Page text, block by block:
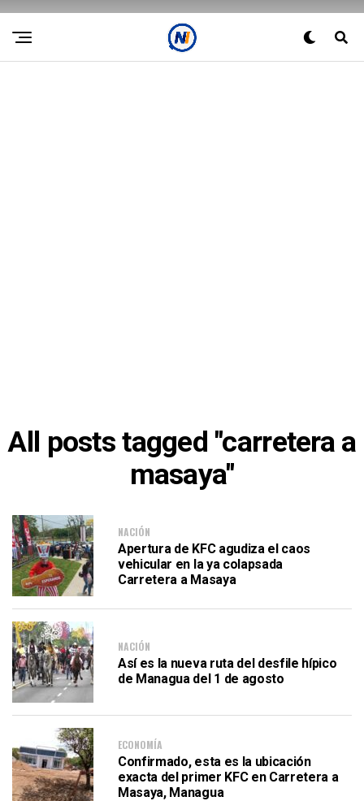
All posts tagged "carretera a
masaya"
NACIÓN
Apertura de KFC agudiza el caos
vehicular en la ya colapsada
Carretera a Masaya
NACIÓN
Así es la nueva ruta del desfile hípico
de Managua del 1 de agosto
ECONOMÍA
Confirmado, esta es la ubicación
exacta del primer KFC en Carretera a
Masaya, Managua